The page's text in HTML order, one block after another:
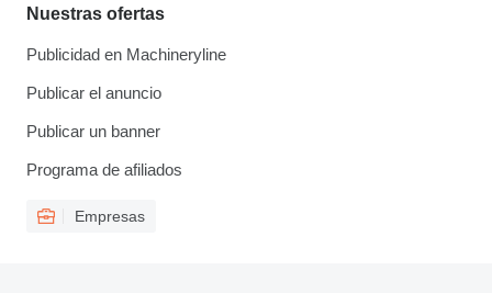
Nuestras ofertas
Publicidad en Machineryline
Publicar el anuncio
Publicar un banner
Programa de afiliados
Empresas